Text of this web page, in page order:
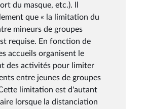
du masque, etc.). Il
que « la limitation du
mineurs de groupes
requise. En fonction de
accueils organisent le
des activités pour limiter
entre jeunes de groupes
limitation est d'autant
lorsque la distanciation